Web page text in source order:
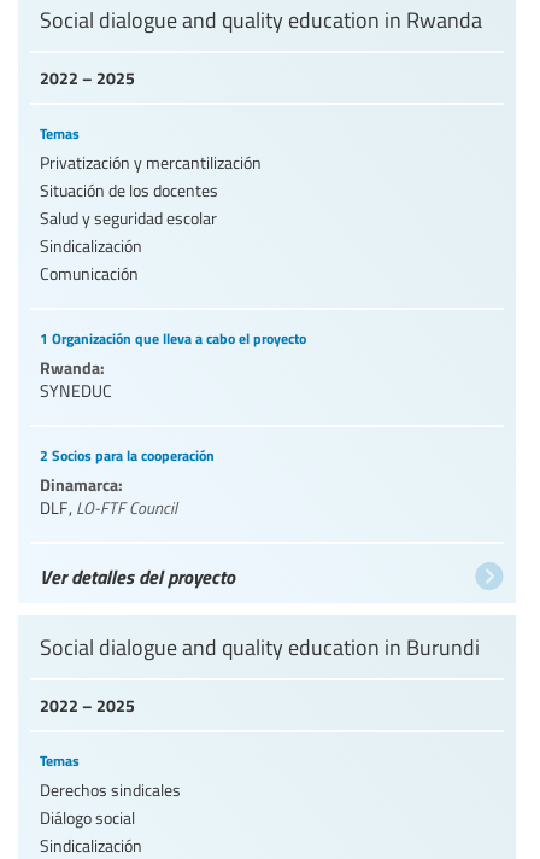
2022 – 2025
Social dialogue and quality education in Rwanda
Temas
Privatización y mercantilización
Situación de los docentes
Salud y seguridad escolar
Sindicalización
Comunicación
1 Organización que lleva a cabo el proyecto
Rwanda:
SYNEDUC
2 Socios para la cooperación
Dinamarca:
DLF, LO-FTF Council
Ver detalles del proyecto
2022 – 2025
Social dialogue and quality education in Burundi
Temas
Derechos sindicales
Diálogo social
Sindicalización